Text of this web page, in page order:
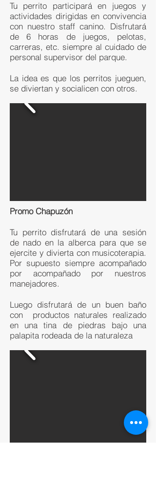
Tu perrito participará en juegos y
actividades dirigidas en convivencia
con nuestro staff canino. Disfrutará
de 6 horas de juegos, pelotas,
carreras, etc. siempre al cuidado de
personal supervisor del parque.
La idea es que los perritos jueguen,
se diviertan y socialicen con otros.
Promo Chapuzón
Tu perrito disfrutará de una sesión
de nado en la alberca para que se
ejercite y divierta con musicoterapia.
Por supuesto siempre acompañado
por acompañado por nuestros
manejadores.
Luego disfrutará de un buen baño
con productos naturales realizado
en una tina de piedras bajo una
palapita rodeada de la naturaleza